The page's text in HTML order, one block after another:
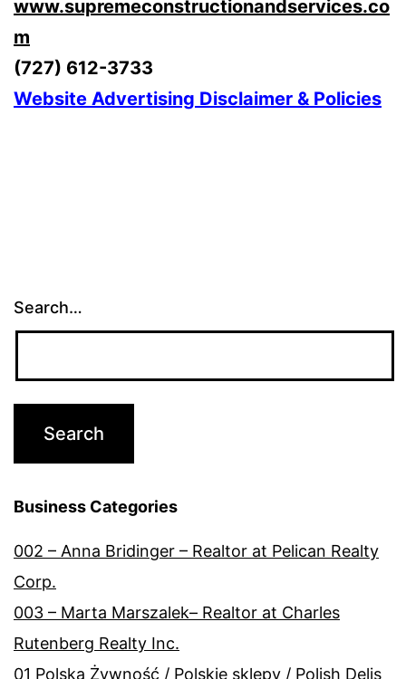
www.supremeconstructionandservices.co
m
(727) 612-3733
Website Advertising Disclaimer & Policies
Search…
Business Categories
002 – Anna Bridinger – Realtor at Pelican Realty
Corp.
003 – Marta Marszalek– Realtor at Charles
Rutenberg Realty Inc.
01 Polska Żywność / Polskie sklepy / Polish Delis